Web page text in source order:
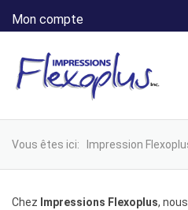
Mon compte
Vous êtes ici: Impression
Chez Impressions Flexoplus,